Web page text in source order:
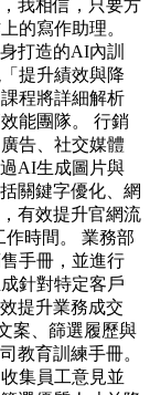
我相信，只要方
的寫作助理。
打造的AI內訓
提升績效與降
程將詳細解析
能團隊。 行銷
告、社交媒體
AI生成圖片與
關鍵字優化、網
有效提升官網流
作時間。 業務部
手冊，並進行
針對特定客戶
提升業務成交
案、篩選履歷與
教育訓練手冊。
集員工意見並